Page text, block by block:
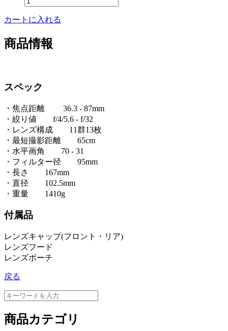
カートに入れる
商品情報
スペック
・焦点距離 36.3 - 87mm
・絞り値 f/4/5.6 - f/32
・レンズ構成 11群13枚
・最短撮影距離 65cm
・水平画角 70 - 31
・フィルター径 95mm
・長さ 167mm
・直径 102.5mm
・重量 1410g
付属品
レンズキャップ(フロント・リア)
レンズフード
レンズポーチ
戻る
商品カテゴリ